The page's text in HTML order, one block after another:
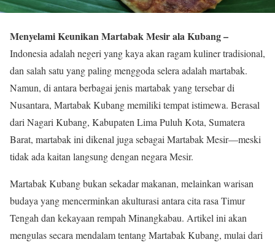
Menyelami Keunikan Martabak Mesir ala Kubang –
Indonesia adalah negeri yang kaya akan ragam kuliner tradisional,
dan salah satu yang paling menggoda selera adalah martabak.
Namun, di antara berbagai jenis martabak yang tersebar di
Nusantara, Martabak Kubang memiliki tempat istimewa. Berasal
dari Nagari Kubang, Kabupaten Lima Puluh Kota, Sumatera
Barat, martabak ini dikenal juga sebagai Martabak Mesir—meski
tidak ada kaitan langsung dengan negara Mesir.
Martabak Kubang bukan sekadar makanan, melainkan warisan
budaya yang mencerminkan akulturasi antara cita rasa Timur
Tengah dan kekayaan rempah Minangkabau. Artikel ini akan
mengulas secara mendalam tentang Martabak Kubang, mulai dari